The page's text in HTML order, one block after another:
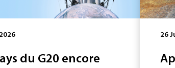
du G20 encore
26